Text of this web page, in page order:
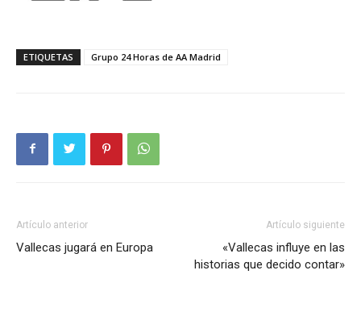
ETIQUETAS Grupo 24 Horas de AA Madrid
Artículo anterior
Vallecas jugará en Europa
Artículo siguiente
«Vallecas influye en las
historias que decido contar»